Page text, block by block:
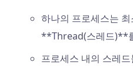
하나의 프로세스는 최
**Thread(스레드)**
프로세스 내의 스레